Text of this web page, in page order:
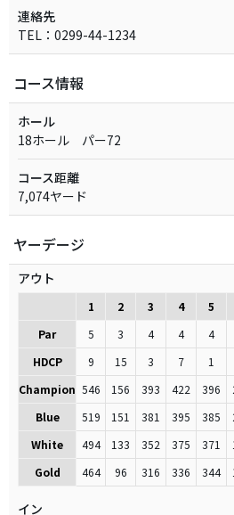
連絡先
TEL：0299-44-1234
コース情報
ホール
18ホール パー72
コース距離
7,074ヤード
ヤーデージ
アウト
1 2 3 4 5
Par
5 3 4 4 4
HDCP
9 15 3 7 1
Champion 546 156 393 422 396
Blue
519 151 381 395 385
White
494 133 352 375 371
Gold
464 96 316 336 344
イン